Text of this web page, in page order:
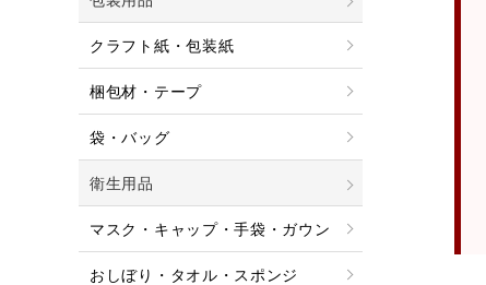
クラフト紙・包装紙
梱包材・テープ
袋・バッグ
衛生用品
マスク・キャップ・手袋・ガウン
おしぼり・タオル・スポンジ